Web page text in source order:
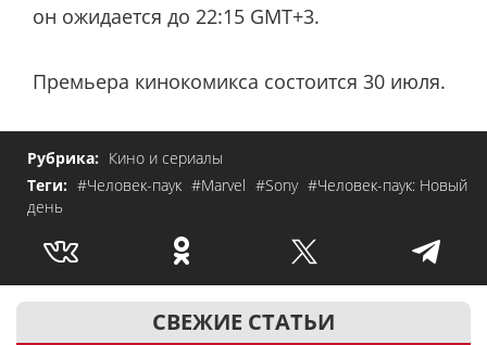
он ожидается до 22:15 GMT+3.
Премьера кинокомикса состоится 30 июля.
Рубрика: Кино и сериалы
Теги: #Человек-паук #Marvel #Sony #Человек-паук: Новый
день
СВЕЖИЕ СТАТЬИ